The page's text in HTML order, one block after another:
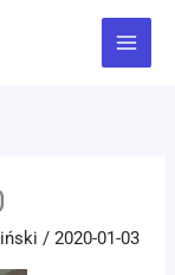
Main
Menu
/2020-01-03